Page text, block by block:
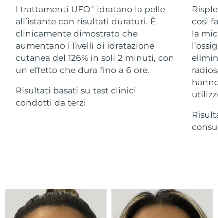
I trattamenti UFOTM
idratano la pelle
all’istante con risultati duraturi. È
clinicamente dimostrato che
aumentano i livelli di idratazione
cutanea del 126% in soli 2 minuti, con
un effetto che dura fino a 6 ore.
Risultati basati su test clinici
condotti da terzi
così
la
For healthy hair
18% PAP
Cosmetici Uomini
Vedi tutto
Israele Consegna stimata 8/13/26
Italia Consegna stimata 8/9/26
Giappone Consegna stimata 8/12/26
8/14/26
Kazakistan
8/9/26
Lituania Consegna stimata8/9/26